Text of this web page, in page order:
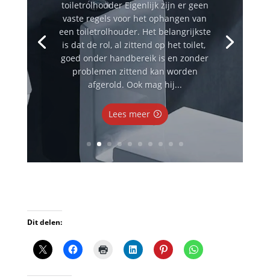
toiletrolhouder Eigenlijk zijn er geen
vaste regels voor het ophangen van
een toiletrolhouder. Het belangrijkste
is dat de rol, al zittend op het toilet,
goed onder handbereik is en zonder
problemen zittend kan worden
afgerold. Ook mag hij...
Lees meer
Dit delen: